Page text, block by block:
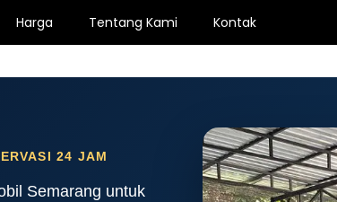
Harga Tentang Kami Kontak
24 JAM
Semarang untuk